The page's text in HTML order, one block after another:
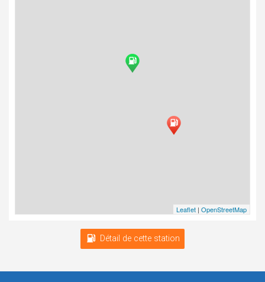
Leaflet | OpenStreetMap
Détail de cette station